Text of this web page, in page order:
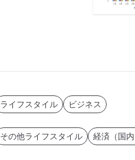
ライフスタイル ビジネス
その他ライフスタイル 経済（国内